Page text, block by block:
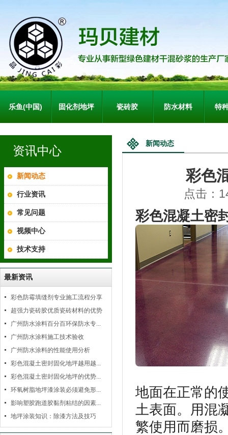
乐鱼(中国) 固化剂地坪 瓷砖胶 防水材料 特
资讯中心
新闻动态
行业资讯
常见问题
视频中心
技术支持
最新资讯
彩色防霉填缝剂专业施工流程分享
超强力瓷砖胶优质瓷砖材料的优势
广州防水涂料百分百环保防水专...
广州防水涂料施工技术验收
广州防水涂料的性能使用分析
彩色混凝土密封固化地坪越用越...
彩色混凝土密封固化地坪的优势...
环氧树脂地坪漆涂装必须避免形...
影响塑胶跑道胶黏剂粘结的因素...
地坪涂装知识：除漆方法及技巧
新闻动态
彩色
点击：
彩色混凝土密
地面在正常的
土表面。用混
繁使用而磨损